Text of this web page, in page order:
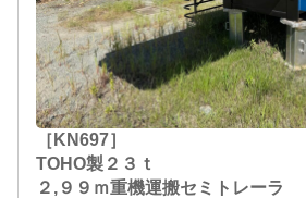
［KN697］
TOHO製２３ｔ
２,９９ｍ重機運搬セミトレーラ